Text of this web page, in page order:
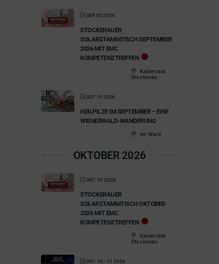
SEP. 02 2026
STOCKERAUER
SOLARSTAMMTISCH SEPTEMBER
2026 MIT EMC
KOMPETENZTREFFEN
Kaiserrast
Stockerau
SEP. 19 2026
HEILPILZE IM SEPTEMBER – EINE
WIENERWALD-WANDERUNG
im Wald
OKTOBER 2026
OKT. 07 2026
STOCKERAUER
SOLARSTAMMTISCH OKTOBER
2026 MIT EMC
KOMPETENZTREFFEN
Kaiserrast
Stockerau
OKT. 10 - 11 2026